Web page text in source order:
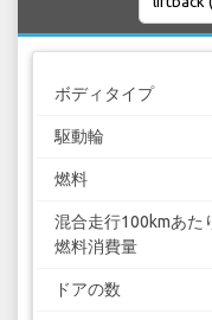
ボディタイプ
駆動輪
燃料
混合走行100kmあた
燃料消費量
ドアの数